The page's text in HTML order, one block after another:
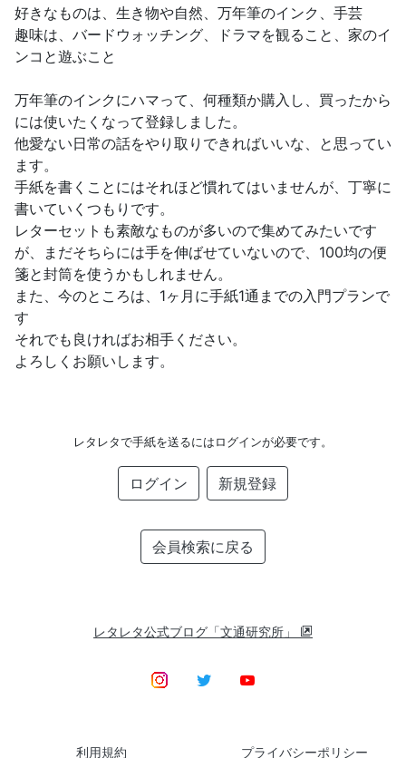
好きなものは、生き物や自然、万年筆のインク、手芸
趣味は、バードウォッチング、ドラマを観ること、家のイ
ンコと遊ぶこと
万年筆のインクにハマって、何種類か購入し、買ったから
には使いたくなって登録しました。
他愛ない日常の話をやり取りできればいいな、と思ってい
ます。
手紙を書くことにはそれほど慣れてはいませんが、丁寧に
書いていくつもりです。
レターセットも素敵なものが多いので集めてみたいです
が、まだそちらには手を伸ばせていないので、100均の便
箋と封筒を使うかもしれません。
また、今のところは、1ヶ月に手紙1通までの入門プランで
す
それでも良ければお相手ください。
よろしくお願いします。
レタレタで手紙を送るにはログインが必要です。
ログイン 新規登録
会員検索に戻る
レタレタ公式ブログ「文通研究所」
利用規約 プライバシーポリシー